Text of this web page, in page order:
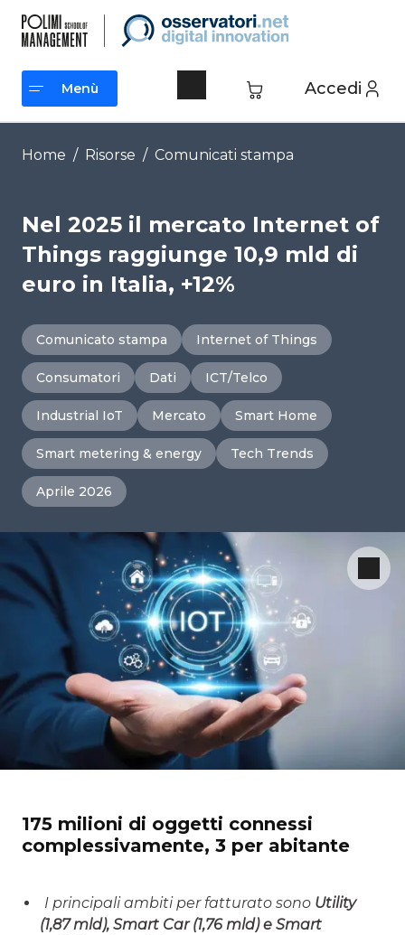
contenuto
Accedi
Menù
Menù
Home / Risorse / Comunicati stampa
Nel 2025 il mercato Internet of
Things raggiunge 10,9 mld di
euro in Italia, +12%
Comunicato stampa Internet of Things
Consumatori Dati ICT/Telco
Industrial IoT Mercato Smart Home
Smart metering & energy Tech Trends
Aprile 2026
175 milioni di oggetti connessi
complessivamente, 3 per abitante
I principali ambiti per fatturato sono Utility
(1,87 mld), Smart Car (1,76 mld) e Smart